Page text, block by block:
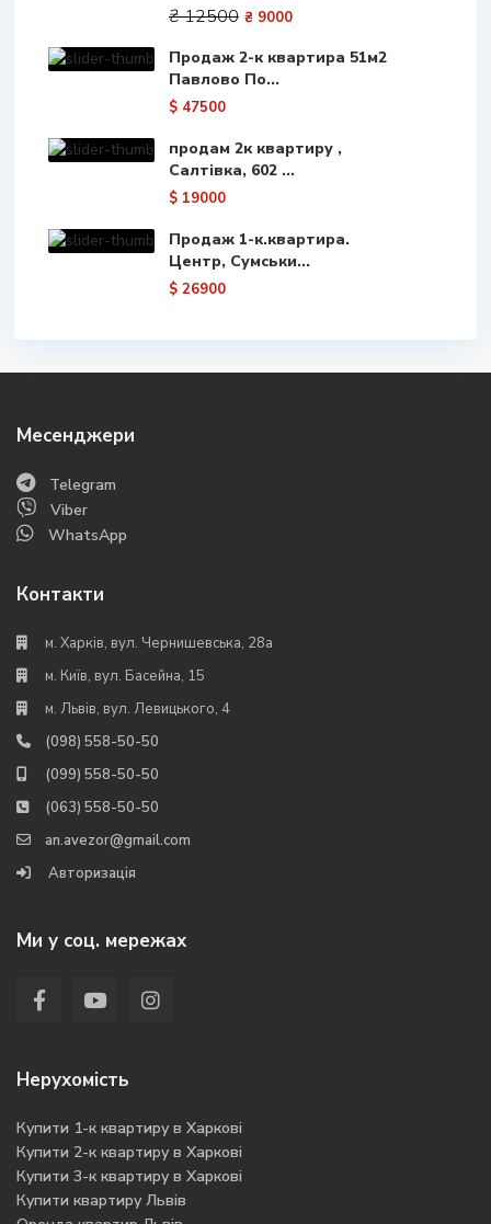
₴ 12500 ₴ 9000
Продаж 2-к квартира 51м2
Павлово По...
$ 47500
продам 2к квартиру ,
Салтівка, 602 ...
$ 19000
Продаж 1-к.квартира.
Центр, Сумськи...
$ 26900
Месенджери
Telegram
Viber
WhatsApp
Контакти
м. Харків, вул. Чернишевська, 28а
м. Київ, вул. Басейна, 15
м. Львів, вул. Левицького, 4
(098) 558-50-50
(099) 558-50-50
(063) 558-50-50
an.avezor@gmail.com
Авторизація
Ми у соц. мережах
Нерухомість
Купити 1-к квартиру в Харкові
Купити 2-к квартиру в Харкові
Купити 3-к квартиру в Харкові
Купити квартиру Львів